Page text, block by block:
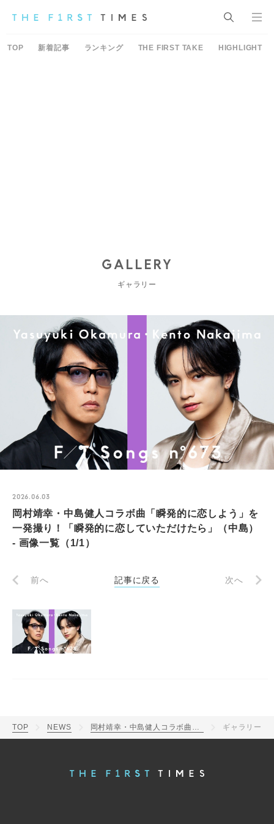
TOP 新着記事 ランキング THE FIRST TAKE HIGHLIGHT
GALLERY
ギャラリー
2026.06.03
岡村靖幸・中島健人コラボ曲「瞬発的に恋しよう」を
一発撮り！「瞬発的に恋していただけたら」（中島）
- 画像一覧（1/1）
前へ 記事に戻る 次へ
TOP NEWS 岡村靖幸・中島健人コラボ曲「瞬発的に恋しよう」を一発撮り！「瞬発的に恋していただけたら」（中島） ギャラリー